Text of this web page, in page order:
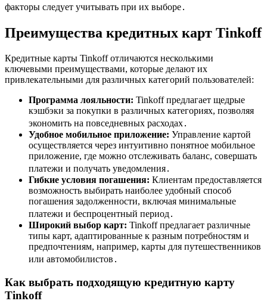
факторы следует учитывать при их выборе․
Преимущества кредитных карт Tinkoff
Кредитные карты Tinkoff отличаются несколькими
ключевыми преимуществами, которые делают их
привлекательными для различных категорий пользователей:
Программа лояльности: Tinkoff предлагает щедрые
кэшбэки за покупки в различных категориях, позволяя
экономить на повседневных расходах․
Удобное мобильное приложение: Управление картой
осуществляется через интуитивно понятное мобильное
приложение, где можно отслеживать баланс, совершать
платежи и получать уведомления․
Гибкие условия погашения: Клиентам предоставляется
возможность выбирать наиболее удобный способ
погашения задолженности, включая минимальные
платежи и беспроцентный период․
Широкий выбор карт: Tinkoff предлагает различные
типы карт, адаптированные к разным потребностям и
предпочтениям, например, карты для путешественников
или автомобилистов․
Как выбрать подходящую кредитную карту
Tinkoff